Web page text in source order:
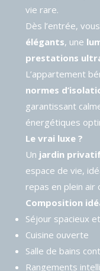
vie rare.
Dès l’entrée,
élégants, une
prestations
L’appartement
normes
garantissant
énergétiques
Le vrai luxe ?
Un jardin
espace de vie,
repas en plein air
Composition
Séjour spacieux
Cuisine ouverte
Salle de bains
Rangements